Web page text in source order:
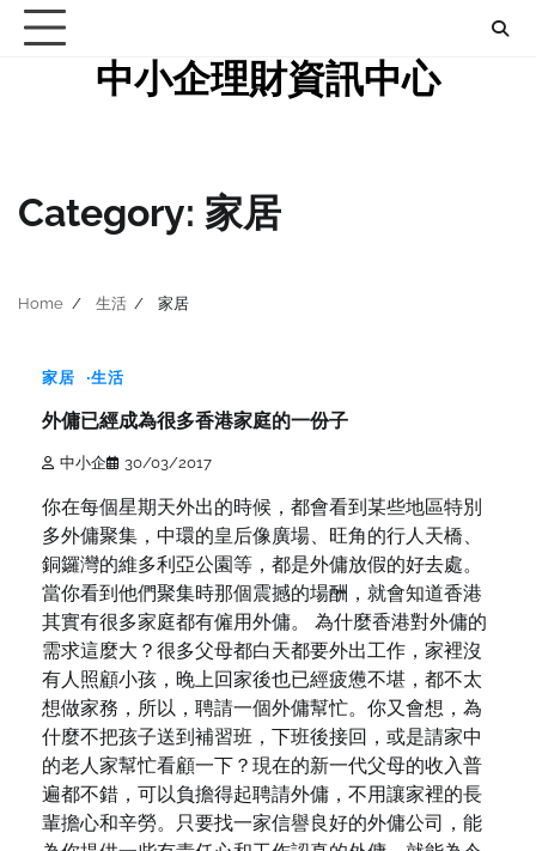
Skip
中小企理財資訊中心
Category: 家居
Home 生活 家居
家居 生活
外傭已經成為很多香港家庭的一份子
中小企 30/03/2017
你在每個星期天外出的時候，都會看到某些地區特別
多外傭聚集，中環的皇后像廣場、旺角的行人天橋、
銅鑼灣的維多利亞公園等，都是外傭放假的好去處。
當你看到他們聚集時那個震撼的場酬，就會知道香港
其實有很多家庭都有僱用外傭。 為什麼香港對外傭的
需求這麼大？很多父母都白天都要外出工作，家裡沒
有人照顧小孩，晚上回家後也已經疲憊不堪，都不太
想做家務，所以，聘請一個外傭幫忙。你又會想，為
什麼不把孩子送到補習班，下班後接回，或是請家中
的老人家幫忙看顧一下？現在的新一代父母的收入普
遍都不錯，可以負擔得起聘請外傭，不用讓家裡的長
輩擔心和辛勞。只要找一家信譽良好的外傭公司，能